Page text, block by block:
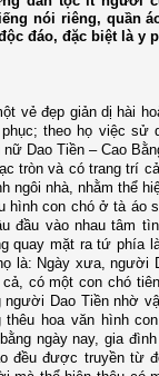
nói riêng, quần
đáo, đặc biệt là y
vẻ đẹp giản dị hài
theo họ việc sử
Dao Tiền – Cao
tròn và có trang trí
ngôi nhà, nhằm thể
hình con chó ở tà áo
đầu vào nhau tâm
quay mặt ra tứ phía
là: Ngày xưa, người
có một con chó
Dao Tiền nhờ
hoa văn hình
ngày nay, gia
đều được truyền từ